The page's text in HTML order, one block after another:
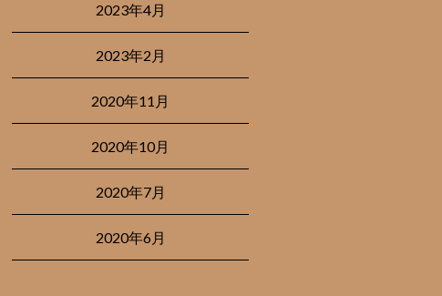
2023年4月
2023年2月
2020年11月
2020年10月
2020年7月
2020年6月